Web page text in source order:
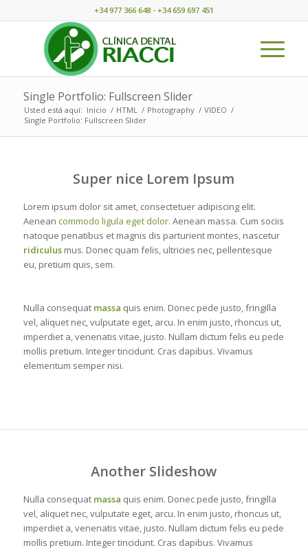
+34 977 366 648 - +34 659 697 451
Single Portfolio: Fullscreen Slider
Usted está aquí: Inicio / HTML / Photography / VIDEO /
Single Portfolio: Fullscreen Slider
Super nice Lorem Ipsum
Lorem ipsum dolor sit amet, consectetuer adipiscing elit.
Aenean commodo ligula eget dolor. Aenean massa. Cum sociis
natoque penatibus et magnis dis parturient montes, nascetur
ridiculusmus. Donec quam felis, ultricies nec, pellentesque
eu, pretium quis, sem.
Nulla consequat massa quis enim. Donec pede justo, fringilla
vel, aliquet nec, vulputate eget, arcu. In enim justo, rhoncus ut,
imperdiet a, venenatis vitae, justo. Nullam dictum felis eu pede
mollis pretium. Integer tincidunt. Cras dapibus. Vivamus
elementum semper nisi.
Another Slideshow
Nulla consequat massa quis enim. Donec pede justo, fringilla
vel, aliquet nec, vulputate eget, arcu. In enim justo, rhoncus ut,
imperdiet a, venenatis vitae, justo. Nullam dictum felis eu pede
mollis pretium. Integer tincidunt. Cras dapibus. Vivamus